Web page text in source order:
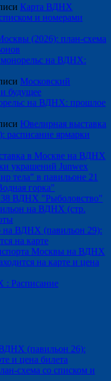
Карта ВДНХ
и номерами
(2026): план-схема
на ВДНХ:
Московский
будущее
на ВДНХ: прошлое
Ювелирная выставка
ярмарки
в Москве на ВДНХ
украшений Junwex
тела" в павильоне 21
горка"
38 ВДНХ "Рыболовство"
на ВДНХ (стр.
на ВДНХ (павильон 29):
на карте
Москвы на ВДНХ
на карте и цена
Расписание
(павильон 26):
и цена билета
схема со списком и